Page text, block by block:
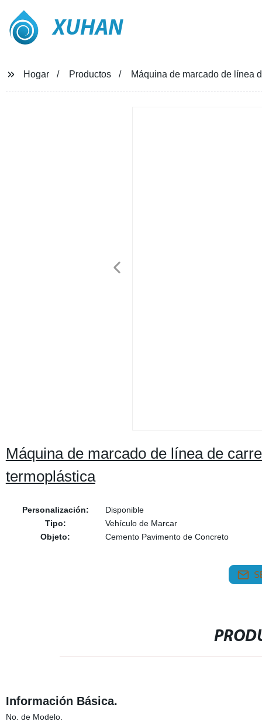
XUHAN
Hogar Productos Máquina de marcado de línea
Máquina de marcado de línea de
termoplástica
Personalización:
Disponible
Tipo:
Vehículo de Marcar
Objeto:
Cemento Pavimento de Concreto
Información Básica.
No. de Modelo.